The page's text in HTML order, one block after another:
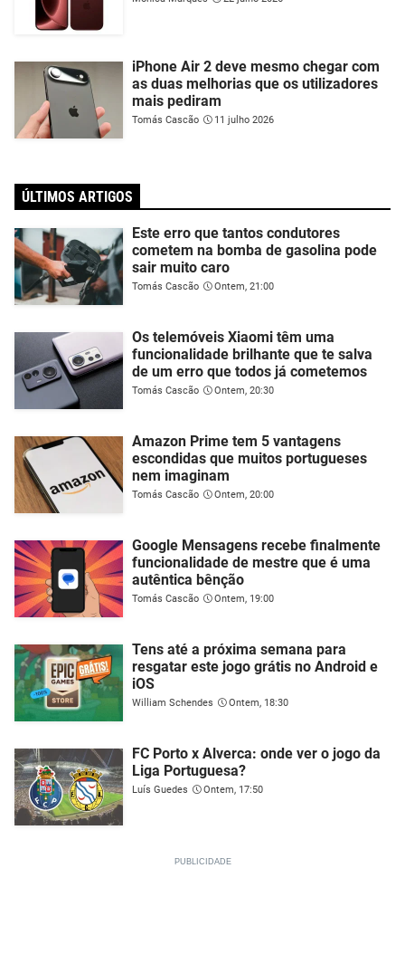
iPhone Air 2 deve mesmo chegar com
as duas melhorias que os utilizadores
mais pediram
Tomás Cascão 11 julho 2026
ÚLTIMOS ARTIGOS
Este erro que tantos condutores
cometem na bomba de gasolina pode
sair muito caro
Tomás Cascão Ontem, 21:00
Os telemóveis Xiaomi têm uma
funcionalidade brilhante que te salva
de um erro que todos já cometemos
Tomás Cascão Ontem, 20:30
Amazon Prime tem 5 vantagens
escondidas que muitos portugueses
nem imaginam
Tomás Cascão Ontem, 20:00
Google Mensagens recebe finalmente
funcionalidade de mestre que é uma
autêntica bênção
Tomás Cascão Ontem, 19:00
Tens até a próxima semana para
resgatar este jogo grátis no Android e
iOS
William Schendes Ontem, 18:30
FC Porto x Alverca: onde ver o jogo da
Liga Portuguesa?
Luís Guedes Ontem, 17:50